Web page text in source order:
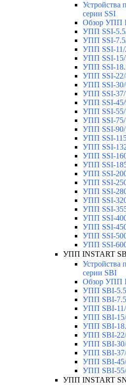
Устройства
серии SSI
Обзор УПП
УПП SSI-
УПП SSI-
УПП SSI-11/
УПП SSI-15/
УПП SSI-
УПП SSI-22/
УПП SSI-30/
УПП SSI-37/
УПП SSI-45/
УПП SSI-55/
УПП SSI-75/
УПП SSI-90/
УПП SSI-
УПП SSI-
УПП SSI-
УПП SSI-
УПП SSI-
УПП SSI-
УПП SSI-
УПП SSI-
УПП SSI-
УПП SSI-
УПП SSI-
УПП SSI-
УПП SSI-
УПП INSTART
Устройства
серии SBI
Обзор УПП
УПП SBI-
УПП SBI-
УПП SBI-11/
УПП SBI-15/
УПП SBI-
УПП SBI-22/
УПП SBI-30/
УПП SBI-37/
УПП SBI-45/
УПП SBI-55/
УПП INSTART